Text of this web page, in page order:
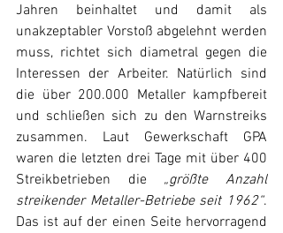
Jahren beinhaltet und damit als
unakzeptabler Vorstoß abgelehnt werden
muss, richtet sich diametral gegen die
Interessen der Arbeiter. Natürlich sind
die über 200.000 Metaller kampfbereit
und schließen sich zu den Warnstreiks
zusammen. Laut Gewerkschaft GPA
waren die letzten drei Tage mit über 400
Streikbetrieben die „größte Anzahl
streikender Metaller-Betriebe seit 1962“.
Das ist auf der einen Seite hervorragend